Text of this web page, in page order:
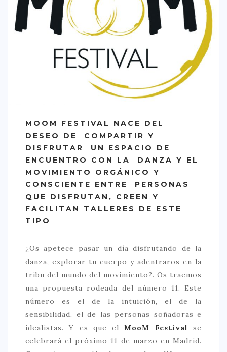
CREATIVA
DULCE
SALUDABLE
TAPAS
TRADICIONAL
PRECIO
< 25 €
25 – 50 €
NUESTROS FAVORITOS
BEAUTY
CONOCIENDO A …
ESCAPADAS
MOOM FESTIVAL NACE DEL
DESEO DE COMPARTIR Y
DISFRUTAR UN ESPACIO DE
ENCUENTRO CON LA DANZA Y EL
MOVIMIENTO ORGÁNICO Y
CONSCIENTE ENTRE PERSONAS
QUE DISFRUTAN, CREEN Y
FACILITAN TALLERES DE ESTE
TIPO
¿Os apetece pasar un día disfrutando de la
danza, explorar tu cuerpo y adentraros en la
tribu del mundo del movimiento?. Os traemos
una propuesta rodeada del número 11. Este
número es el de la intuición, el de la
sensibilidad, el de las personas soñadoras e
idealistas. Y es que elMooM Festival se
celebrará el próximo 11 de marzo en Madrid.